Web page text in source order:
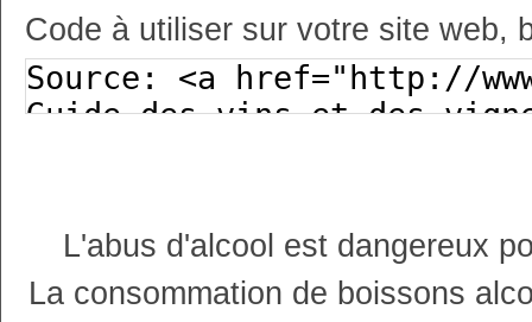
Code à utiliser sur votre site web,
L'abus d'alcool est dangereux
La consommation de boissons